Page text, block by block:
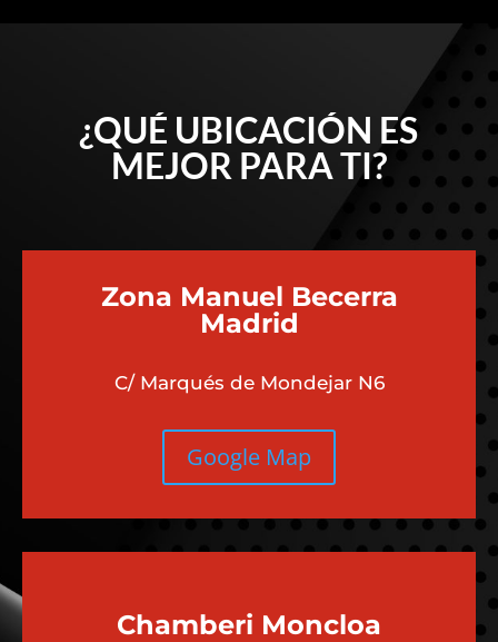
¿QUÉ UBICACIÓN ES
MEJOR PARA TI?
Zona Manuel Becerra
Madrid
C/ Marqués de Mondejar N6
Google Map
Chamberi Moncloa